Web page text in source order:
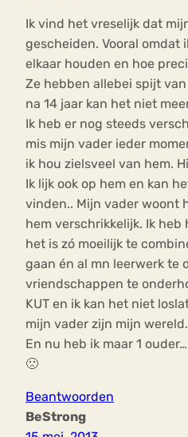
Ik vind het vreselijk dat
gescheiden. Vooral omdat
elkaar houden en hoe
Ze hebben allebei spijt
na 14 jaar kan het niet
Ik heb er nog steeds
mis mijn vader ieder
ik hou zielsveel van hem.
Ik lijk ook op hem en kan
vinden.. Mijn vader woont
hem verschrikkelijk. Ik heb
het is zó moeilijk te
gaan én al mn leerwerk te
vriendschappen te
KUT en ik kan het niet
mijn vader zijn mijn
En nu heb ik maar 1
🙁
Beantwoorden
BeStrong